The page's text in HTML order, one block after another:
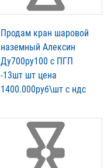
Продам кран шаровой
наземный Алексин
Ду700ру100 с ПГП
-13шт шт цена
1400.000руб\шт с ндс